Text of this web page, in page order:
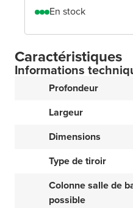
En stock
Caractéristiques
Informations
Profondeur
Largeur
Dimensions
Type de tiroir
Colonne salle de
possible